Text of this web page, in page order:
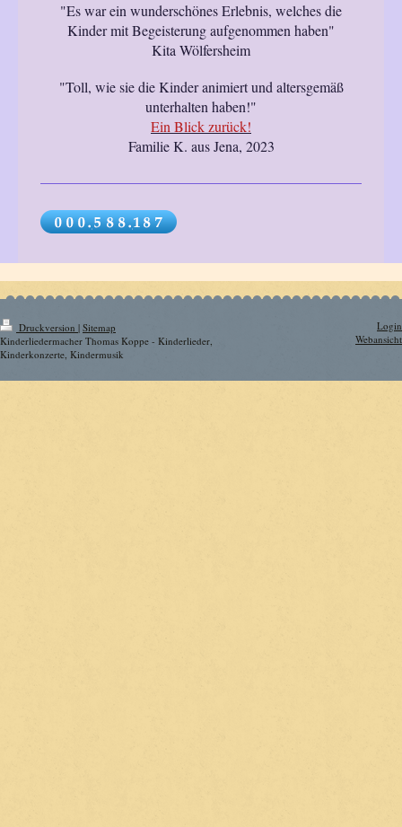
"Es war ein wunderschönes Erlebnis, welches die
Kinder mit Begeisterung aufgenommen haben"
Kita Wölfersheim
"Toll, wie sie die Kinder animiert und altersgemäß
unterhalten haben!"
Ein Blick zurück!
Familie K. aus Jena, 2023
Druckversion | Sitemap
Kinderliedermacher Thomas Koppe - Kinderlieder,
Kinderkonzerte, Kindermusik
Login
Webansicht